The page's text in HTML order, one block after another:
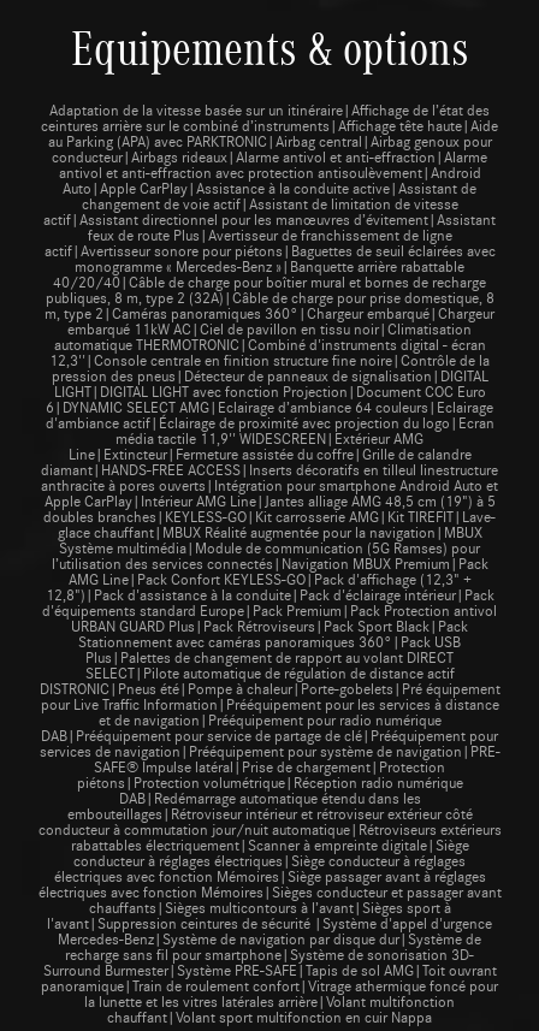
Equipements & options
Adaptation de la vitesse basée sur un itinéraire|Affichage de l’état des
ceintures arrière sur le combiné d’instruments|Affichage tête haute|Aide
au Parking (APA) avec PARKTRONIC|Airbag central|Airbag genoux pour
conducteur|Airbags rideaux|Alarme antivol et anti-effraction|Alarme
antivol et anti-effraction avec protection antisoulèvement|Android
Auto|Apple CarPlay|Assistance à la conduite active|Assistant de
changement de voie actif|Assistant de limitation de vitesse
actif|Assistant directionnel pour les manœuvres d’évitement|Assistant
feux de route Plus|Avertisseur de franchissement de ligne
actif|Avertisseur sonore pour piétons|Baguettes de seuil éclairées avec
monogramme « Mercedes-Benz »|Banquette arrière rabattable
40/20/40|Câble de charge pour boîtier mural et bornes de recharge
publiques, 8 m, type 2 (32A)|Câble de charge pour prise domestique, 8
m, type 2|Caméras panoramiques 360°|Chargeur embarqué|Chargeur
embarqué 11kW AC|Ciel de pavillon en tissu noir|Climatisation
automatique THERMOTRONIC|Combiné d'instruments digital - écran
12,3''|Console centrale en finition structure fine noire|Contrôle de la
pression des pneus|Détecteur de panneaux de signalisation|DIGITAL
LIGHT|DIGITAL LIGHT avec fonction Projection|Document COC Euro
6|DYNAMIC SELECT AMG|Eclairage d’ambiance 64 couleurs|Eclairage
d'ambiance actif|Éclairage de proximité avec projection du logo|Ecran
média tactile 11,9'' WIDESCREEN|Extérieur AMG
Line|Extincteur|Fermeture assistée du coffre|Grille de calandre
diamant|HANDS-FREE ACCESS|Inserts décoratifs en tilleul linestructure
anthracite à pores ouverts|Intégration pour smartphone Android Auto et
Apple CarPlay|Intérieur AMG Line|Jantes alliage AMG 48,5 cm (19") à 5
doubles branches|KEYLESS-GO|Kit carrosserie AMG|Kit TIREFIT|Lave-
glace chauffant|MBUX Réalité augmentée pour la navigation|MBUX
Système multimédia|Module de communication (5G Ramses) pour
l’utilisation des services connectés|Navigation MBUX Premium|Pack
AMG Line|Pack Confort KEYLESS-GO|Pack d'affichage (12,3" +
12,8")|Pack d'assistance à la conduite|Pack d'éclairage intérieur|Pack
d'équipements standard Europe|Pack Premium|Pack Protection antivol
URBAN GUARD Plus|Pack Rétroviseurs|Pack Sport Black|Pack
Stationnement avec caméras panoramiques 360°|Pack USB
Plus|Palettes de changement de rapport au volant DIRECT
SELECT|Pilote automatique de régulation de distance actif
DISTRONIC|Pneus été|Pompe à chaleur|Porte-gobelets|Pré équipement
pour Live Traffic Information|Prééquipement pour les services à distance
et de navigation|Prééquipement pour radio numérique
DAB|Prééquipement pour service de partage de clé|Prééquipement pour
services de navigation|Prééquipement pour système de navigation|PRE-
SAFE® Impulse latéral|Prise de chargement|Protection
piétons|Protection volumétrique|Réception radio numérique
DAB|Redémarrage automatique étendu dans les
embouteillages|Rétroviseur intérieur et rétroviseur extérieur côté
conducteur à commutation jour/nuit automatique|Rétroviseurs extérieurs
rabattables électriquement|Scanner à empreinte digitale|Siège
conducteur à réglages électriques|Siège conducteur à réglages
électriques avec fonction Mémoires|Siège passager avant à réglages
électriques avec fonction Mémoires|Sièges conducteur et passager avant
chauffants|Sièges multicontours à l’avant|Sièges sport à
l'avant|Suppression ceintures de sécurité |Système d'appel d'urgence
Mercedes-Benz|Système de navigation par disque dur|Système de
recharge sans fil pour smartphone|Système de sonorisation 3D-
Surround Burmester|Système PRE-SAFE|Tapis de sol AMG|Toit ouvrant
panoramique|Train de roulement confort|Vitrage athermique foncé pour
la lunette et les vitres latérales arrière|Volant multifonction
chauffant|Volant sport multifonction en cuir Nappa